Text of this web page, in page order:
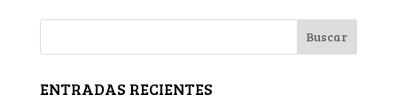
ENTRADAS RECIENTES